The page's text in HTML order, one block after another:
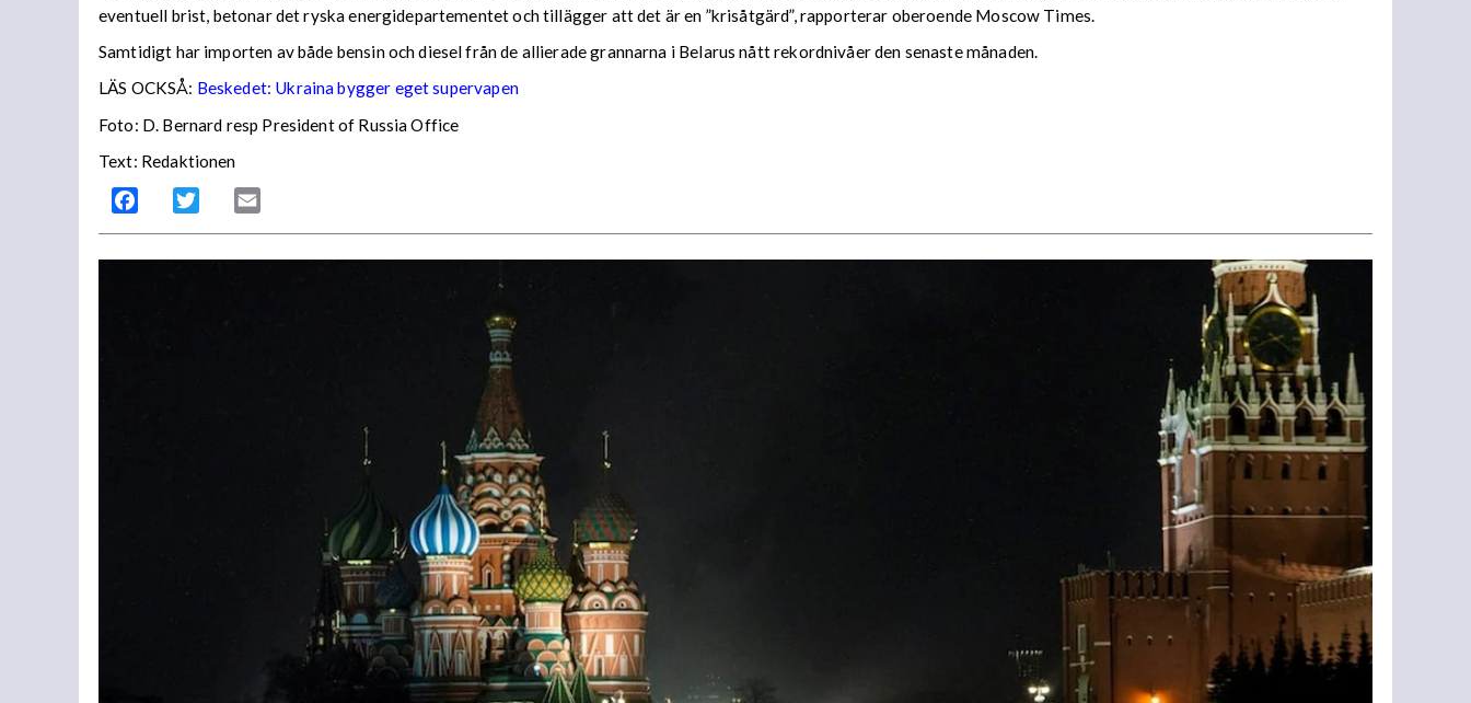
eventuell brist, betonar det ryska energidepartementet och tillägger att det är en ”krisåtgärd”, rapporterar oberoende Moscow Times.
Samtidigt har importen av både bensin och diesel från de allierade grannarna i Belarus nått rekordnivåer den senaste månaden.
LÄS OCKSÅ: Beskedet: Ukraina bygger eget supervapen
Foto: D. Bernard resp President of Russia Office
Text: Redaktionen
Facebook Twitter